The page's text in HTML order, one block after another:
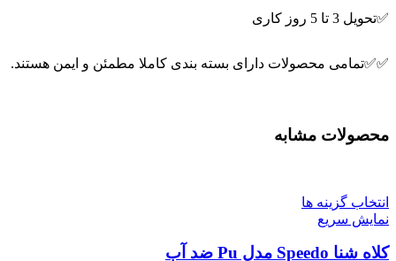
✅تحویل 3 تا 5 روز کاری
✅✅تمامی محصولات دارای بسته بندی کاملا مطمئن و ایمن هستند.
محصولات مشابه
انتخاب گزینه ها
نمایش سریع
کلاه شنا Speedo مدل Pu ضد آب